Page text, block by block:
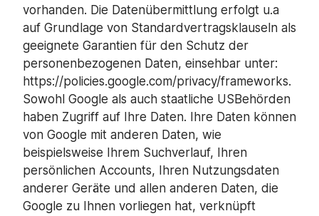
vorhanden. Die Datenübermittlung erfolgt u.a
auf Grundlage von Standardvertragsklauseln als
geeignete Garantien für den Schutz der
personenbezogenen Daten, einsehbar unter:
https://policies.google.com/privacy/frameworks.
Sowohl Google als auch staatliche USBehörden
haben Zugriff auf Ihre Daten. Ihre Daten können
von Google mit anderen Daten, wie
beispielsweise Ihrem Suchverlauf, Ihren
persönlichen Accounts, Ihren Nutzungsdaten
anderer Geräte und allen anderen Daten, die
Google zu Ihnen vorliegen hat, verknüpft